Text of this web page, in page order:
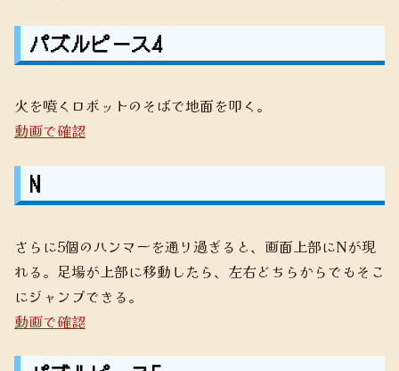
パズルピース4
火を噴くロボットのそばで地面を叩く。
動画で確認
N
さらに5個のハンマーを通り過ぎると、画面上部にNが現
れる。足場が上部に移動したら、左右どちらからでもそこ
にジャンプできる。
動画で確認